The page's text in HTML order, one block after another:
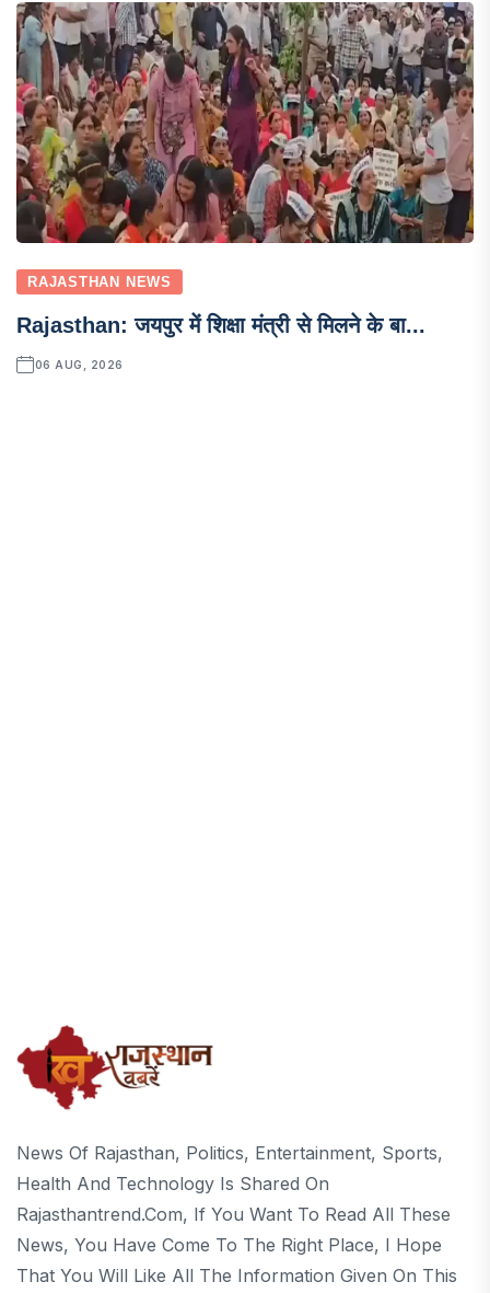
RAJASTHAN NEWS
Rajasthan: जयपुर में शिक्षा मंत्री से मिलने के बा...
06 AUG, 2026
News Of Rajasthan, Politics, Entertainment, Sports,
Health And Technology Is Shared On
Rajasthantrend.com, If You Want To Read All These
News, You Have Come To The Right Place, I Hope
That You Will Like All The Information Given On This